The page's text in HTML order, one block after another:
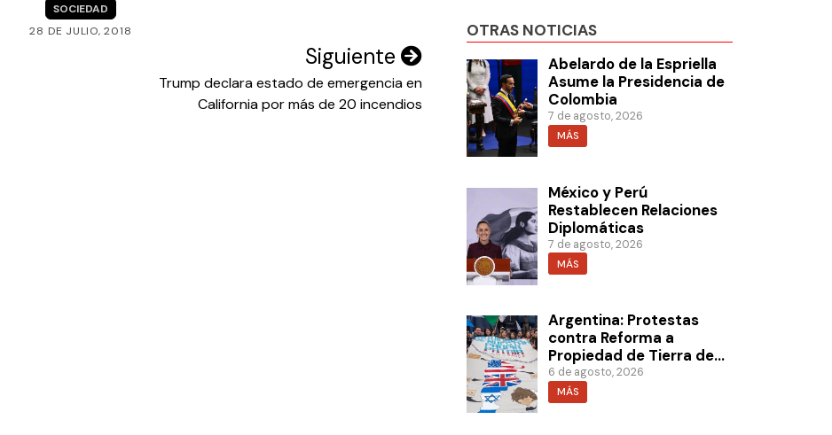
SOCIEDAD
28 DE JULIO, 2018
Siguiente
Trump declara estado de emergencia en
California por más de 20 incendios
OTRAS NOTICIAS
Abelardo de la Espriella
Asume la Presidencia de
Colombia
7 de agosto, 2026
MÁS
México y Perú
Restablecen Relaciones
Diplomáticas
7 de agosto, 2026
MÁS
Argentina: Protestas
contra Reforma a
Propiedad de Tierra de
Milei
6 de agosto, 2026
MÁS